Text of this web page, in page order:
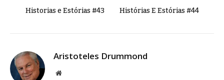
Historias e Estórias #43 Histórias E Estórias #44
Aristoteles Drummond
Site